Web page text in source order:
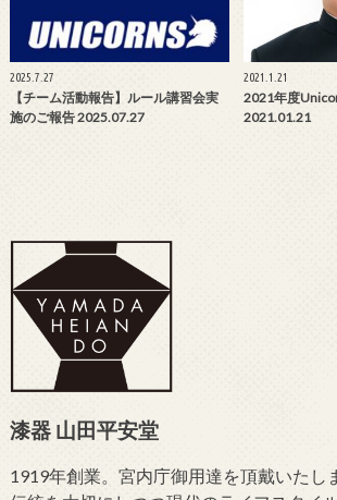
2025.7.27
【チーム活動報告】ルール講習会実
施のご報告 2025.07.27
2021.1.21
2021年度
2021.01.21
漆器 山田平安堂
1919年創業。宮内庁御用達を頂戴いたし